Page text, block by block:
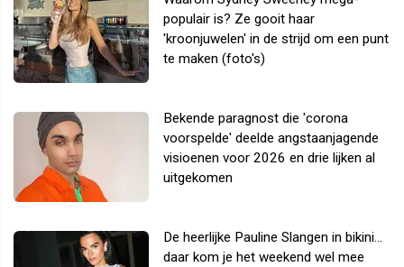
populair is? Ze gooit haar
'kroonjuwelen' in de strijd om een punt
te maken (foto's)
Bekende paragnost die 'corona
voorspelde' deelde angstaanjagende
visioenen voor 2026 en drie lijken al
uitgekomen
De heerlijke Pauline Slangen in bikini...
daar kom je het weekend wel mee